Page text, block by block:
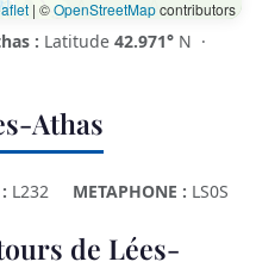
| ©OpenStreetMapcontributors
: Latitude 42.971° N ·
Athas
L232 METAPHONE : LS0S
de Lées-